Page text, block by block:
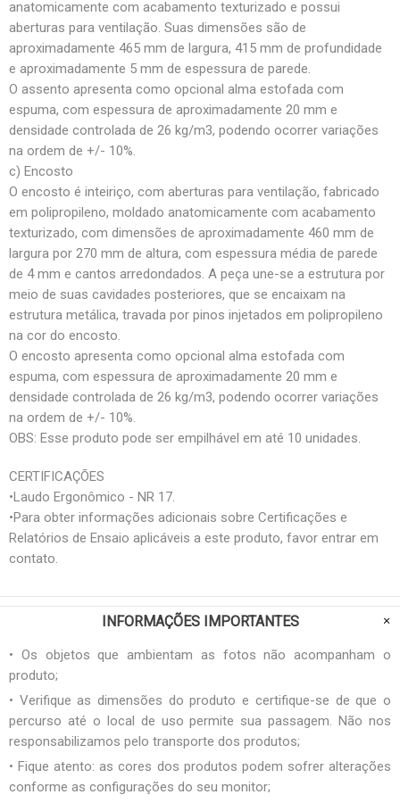
anatomicamente com acabamento texturizado e possui
aberturas para ventilação. Suas dimensões são de
aproximadamente 465 mm de largura, 415 mm de profundidade
e aproximadamente 5 mm de espessura de parede.
O assento apresenta como opcional alma estofada com
espuma, com espessura de aproximadamente 20 mm e
densidade controlada de 26 kg/m3, podendo ocorrer variações
na ordem de +/- 10%.
c) Encosto
O encosto é inteiriço, com aberturas para ventilação, fabricado
em polipropileno, moldado anatomicamente com acabamento
texturizado, com dimensões de aproximadamente 460 mm de
largura por 270 mm de altura, com espessura média de parede
de 4 mm e cantos arredondados. A peça une-se a estrutura por
meio de suas cavidades posteriores, que se encaixam na
estrutura metálica, travada por pinos injetados em polipropileno
na cor do encosto.
O encosto apresenta como opcional alma estofada com
espuma, com espessura de aproximadamente 20 mm e
densidade controlada de 26 kg/m3, podendo ocorrer variações
na ordem de +/- 10%.
OBS: Esse produto pode ser empilhável em até 10 unidades.
CERTIFICAÇÕES
•Laudo Ergonômico - NR 17.
•Para obter informações adicionais sobre Certificações e
Relatórios de Ensaio aplicáveis a este produto, favor entrar em
contato.
INFORMAÇÕES IMPORTANTES
• Os objetos que ambientam as fotos não acompanham o
produto;
• Verifique as dimensões do produto e certifique-se de que o
percurso até o local de uso permite sua passagem. Não nos
responsabilizamos pelo transporte dos produtos;
• Fique atento: as cores dos produtos podem sofrer alterações
conforme as configurações do seu monitor;